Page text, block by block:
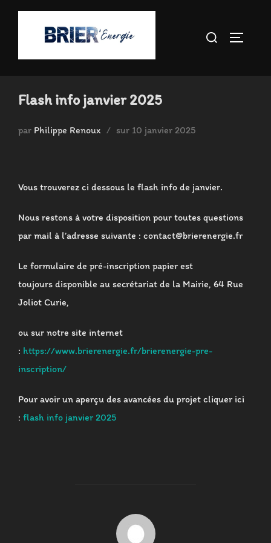
Rechercher :
Flash info janvier 2025
par Philippe Renoux sur Publié
10 janvier 2025
Vous trouverez ci dessous le flash info de janvier.
Nous restons à votre disposition pour toutes questions
par mail à l’adresse suivante : contact@brierenergie.fr
Le formulaire de pré-inscription papier est
toujours disponible au secrétariat de la Mairie, 64 Rue
Joliot Curie,
ou sur notre site internet
: https://www.brierenergie.fr/brierenergie-pre-
inscription/
Pour avoir un aperçu des avancées du projet cliquer ici
: flash info janvier 2025
AUTEUR DE LA PUBLICATION